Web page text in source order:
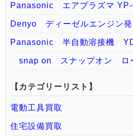
Panasonic エアプラズマ
Denyo ディーゼルエンジン
Panasonic 半自動溶接機
snap on スナップオン ロ
【カテゴリーリスト】
電動工具買取
住宅設備買取